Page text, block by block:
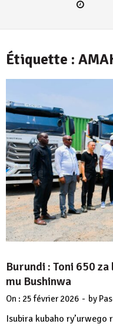
Étiquette :
Burundi : Toni 650
mu Bushinwa
On : 25 février 2026 - by
Isubira kubaho ry’urwego